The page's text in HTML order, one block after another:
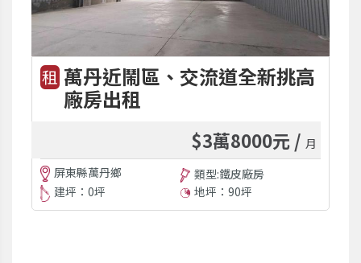
租 萬丹近鬧區、交流道全新挑高
廠房出租
$3萬8000元 / 月
屏東縣萬丹鄉
類型:鐵皮廠房
建坪：0坪
地坪：90坪